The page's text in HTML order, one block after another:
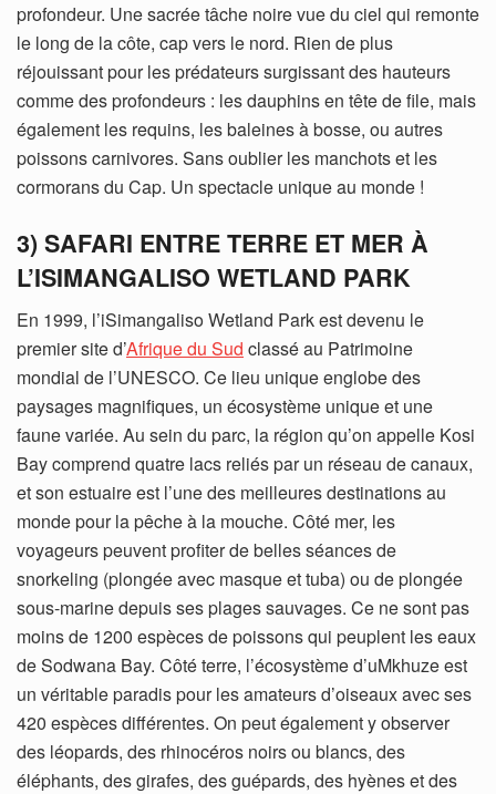
profondeur. Une sacrée tâche noire vue du ciel qui remonte
le long de la côte, cap vers le nord. Rien de plus
réjouissant pour les prédateurs surgissant des hauteurs
comme des profondeurs : les dauphins en tête de file, mais
également les requins, les baleines à bosse, ou autres
poissons carnivores. Sans oublier les manchots et les
cormorans du Cap. Un spectacle unique au monde !
3) SAFARI ENTRE TERRE ET MER À
L’ISIMANGALISO WETLAND PARK
En 1999, l’iSimangaliso Wetland Park est devenu le
premier site d’Afrique du Sud classé au Patrimoine
mondial de l’UNESCO. Ce lieu unique englobe des
paysages magnifiques, un écosystème unique et une
faune variée. Au sein du parc, la région qu’on appelle Kosi
Bay comprend quatre lacs reliés par un réseau de canaux,
et son estuaire est l’une des meilleures destinations au
monde pour la pêche à la mouche. Côté mer, les
voyageurs peuvent profiter de belles séances de
snorkeling (plongée avec masque et tuba) ou de plongée
sous-marine depuis ses plages sauvages. Ce ne sont pas
moins de 1200 espèces de poissons qui peuplent les eaux
de Sodwana Bay. Côté terre, l’écosystème d’uMkhuze est
un véritable paradis pour les amateurs d’oiseaux avec ses
420 espèces différentes. On peut également y observer
des léopards, des rhinocéros noirs ou blancs, des
éléphants, des girafes, des guépards, des hyènes et des